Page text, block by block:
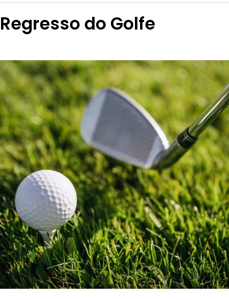
f
Regresso do Golfe